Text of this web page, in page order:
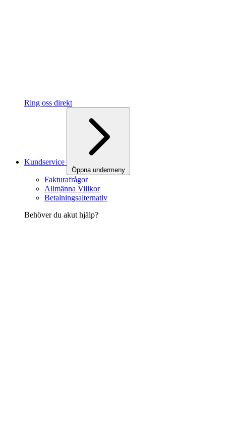
Ring oss direkt
Kundservice
Öppna undermeny
Fakturafrågor
Allmänna Villkor
Betalningsalternativ
Behöver du akut hjälp?